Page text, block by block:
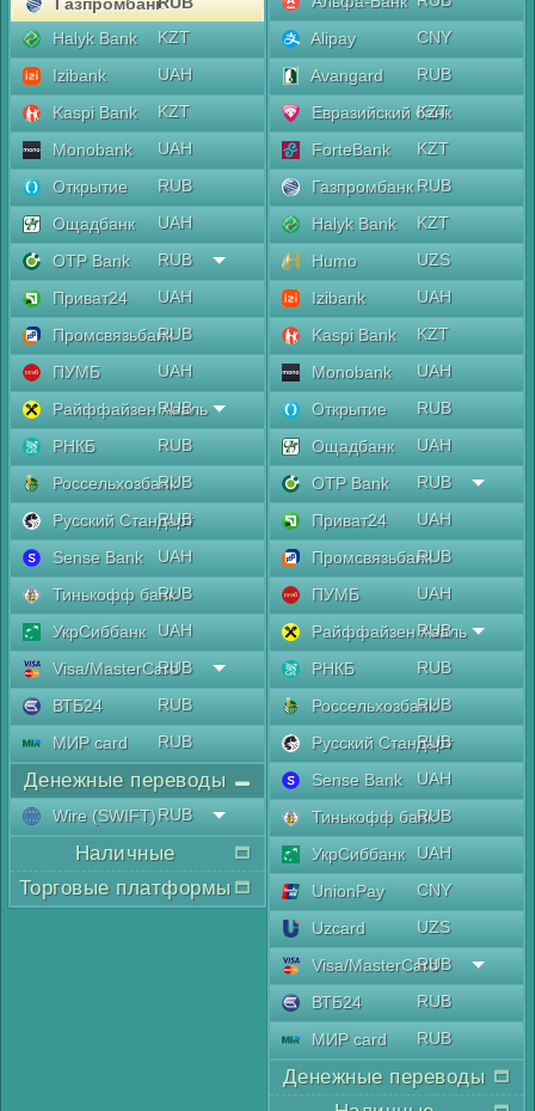
Halyk Bank
KZT
Izibank
UAH
Kaspi Bank
KZT
Monobank
UAH
Открытие
RUB
Ощадбанк
UAH
OTP Bank
RUB
Приват24
UAH
ПромсвязьбанкRUB
ПУМБ
UAH
Райффайзен Аваль
RUB
РНКБ
RUB
РоссельхозбанкRUB
Русский Стандарт
RUB
Sense Bank
UAH
Тинькофф банкRUB
УкрСиббанк
UAH
Visa/MasterCard
RUB
ВТБ24
RUB
МИР card
RUB
Денежные переводы
Wire (SWIFT)RUB
Наличные
Торговые платформы
Alipay
CNY
Avangard
RUB
Евразийский банк
KZT
ForteBank
KZT
Газпромбанк RUB
Halyk Bank
KZT
Humo
UZS
Izibank
UAH
Kaspi Bank
KZT
Monobank
UAH
Открытие
RUB
Ощадбанк
UAH
OTP Bank
RUB
Приват24
UAH
ПромсвязьбанкRUB
ПУМБ
UAH
Райффайзен Аваль
RUB
РНКБ
RUB
РоссельхозбанкRUB
Русский Стандарт
RUB
Sense Bank
UAH
Тинькофф банкRUB
УкрСиббанк
UAH
UnionPay
CNY
Uzcard
UZS
Visa/MasterCard
RUB
ВТБ24
RUB
МИР card
RUB
Денежные переводы